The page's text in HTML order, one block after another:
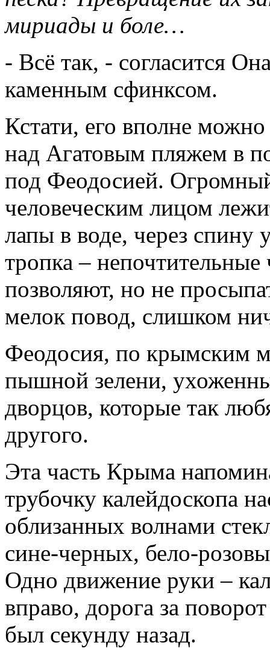
мириады и боле…
- Всё так, - согласится
каменным сфинксом.
Кстати, его вполне
над Агатовым пляжем в
под Феодосией.
человеческим лицом
лапы в воде, через
тропка –
позволяют, но не
мелок повод, слишком
Феодосия, по крымским
пышной зелени,
дворцов, которые так
другого.
Эта часть Крыма
трубочку калейдоскопа
облизанных волнами
сине-черных, бело-
Одно движение руки –
вправо, дорога за
был секунду назад.